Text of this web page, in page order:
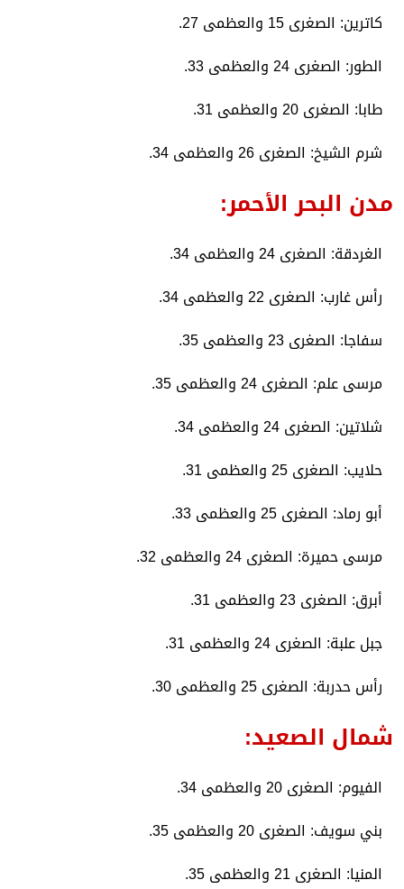
​كاترين: الصغرى 15 والعظمى 27.
​الطور: الصغرى 24 والعظمى 33.
​طابا: الصغرى 20 والعظمى 31.
​شرم الشيخ: الصغرى 26 والعظمى 34.
​مدن البحر الأحمر:
​الغردقة: الصغرى 24 والعظمى 34.
​رأس غارب: الصغرى 22 والعظمى 34.
​سفاجا: الصغرى 23 والعظمى 35.
​مرسى علم: الصغرى 24 والعظمى 35.
​شلاتين: الصغرى 24 والعظمى 34.
​حلايب: الصغرى 25 والعظمى 31.
​أبو رماد: الصغرى 25 والعظمى 33.
​مرسى حميرة: الصغرى 24 والعظمى 32.
​أبرق: الصغرى 23 والعظمى 31.
​جبل علبة: الصغرى 24 والعظمى 31.
​رأس حدربة: الصغرى 25 والعظمى 30.
​شمال الصعيد:
​الفيوم: الصغرى 20 والعظمى 34.
​بني سويف: الصغرى 20 والعظمى 35.
​المنيا: الصغرى 21 والعظمى 35.